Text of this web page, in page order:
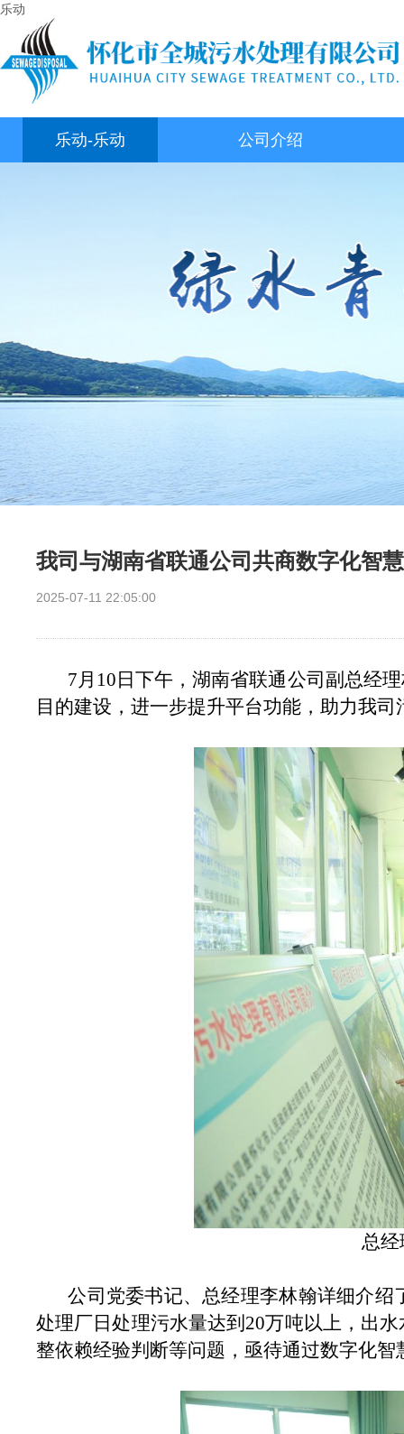
乐动
乐动-乐动 公司介绍
我司与湖南省联通公司共商数字化智
2025-07-11 22:05:00
7月10日下午，湖南省联通公司副总经
目的建设，进一步提升平台功能，助力我
总经
公司党委书记、总经理李林翰详细介
处理厂日处理污水量达到20万吨以上，出
整依赖经验判断等问题，亟待通过数字化